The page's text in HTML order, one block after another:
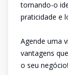
tornando-o
praticidade e
Agende uma
vantagens
o seu negócio!